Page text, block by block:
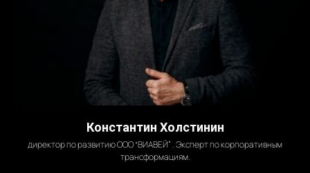
Константин Холстинин
директор по развитию ООО “ВИАВЕЙ” . Эксперт по корпоративным
трансформациям.